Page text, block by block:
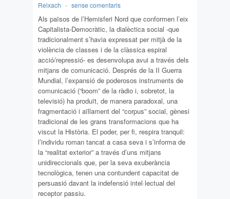
Reixach - sense comentaris
Als països de l’Hemisferi Nord que conformen l’eix
Capitalista-Democràtic, la dialèctica social -que
tradicionalment s’havia expressat per mitjà de la
violència de classes i de la clàssica espiral
acció/repressió- es desenvolupa avui a través dels
mitjans de comunicació. Després de la II Guerra
Mundial, l’expansió de poderosos instruments de
comunicació (“boom” de la ràdio i, sobretot, la
televisió) ha produït, de manera paradoxal, una
fragmentació i aïllament del “corpus” social, gènesi
tradicional de les grans transformacions que ha
viscut la Història. El poder, per fi, respira tranquil:
l’individu roman tancat a casa seva i s’informa de
la “realitat exterior” a través d’uns mitjans
unidireccionals que, per la seva exuberància
tecnològica, tenen una contundent capacitat de
persuasió davant la indefensió intel·lectual del
receptor passiu.